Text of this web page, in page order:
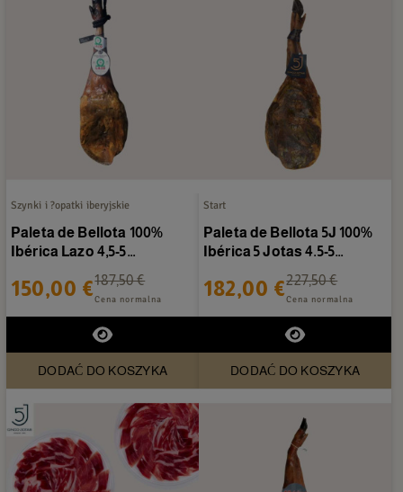
Szynki i ?opatki iberyjskie
Paleta de Bellota 100%
Ibérica Lazo 4,5-5
150,00 €187,50 €
Cena normalna
DODAĆ DO KOSZYKA
Start
Paleta de Bellota 5J 100%
Ibérica 5 Jotas 4.5-5
182,00 €227,50 €
Cena normalna
DODAĆ DO KOSZYKA